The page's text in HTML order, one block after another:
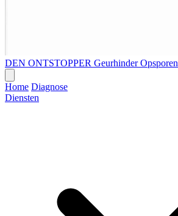
DEN ONTSTOPPER Geurhinder Opsporen
Home Diagnose
Diensten